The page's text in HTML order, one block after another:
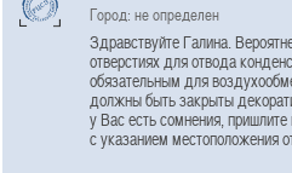
Город: не определен
Здравствуйте Галина.
отверстиях для отвода
обязательным для
должны быть закрыты
у Вас есть сомнения,
с указанием местоположения